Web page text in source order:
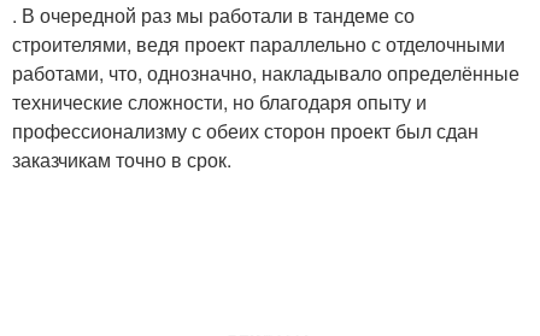
. В очередной раз мы работали в тандеме со
строителями, ведя проект параллельно с отделочными
работами, что, однозначно, накладывало определённые
технические сложности, но благодаря опыту и
профессионализму с обеих сторон проект был сдан
заказчикам точно в срок.